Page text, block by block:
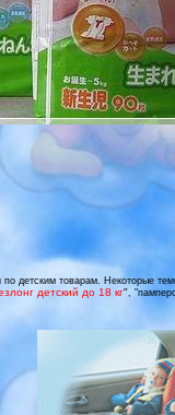
детским товарам. Некоторые
детский до 18 кг",